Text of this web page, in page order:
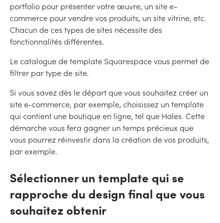
portfolio pour présenter votre œuvre, un site e-
commerce pour vendre vos produits, un site vitrine, etc.
Chacun de ces types de sites nécessite des
fonctionnalités différentes.
Le catalogue de template Squarespace vous permet de
filtrer par type de site.
Si vous savez dès le départ que vous souhaitez créer un
site e-commerce, par exemple, choisissez un template
qui contient une boutique en ligne, tel que Hales. Cette
démarche vous fera gagner un temps précieux que
vous pourrez réinvestir dans la création de vos produits,
par exemple.
Sélectionner un template qui se
rapproche du design final que vous
souhaitez obtenir